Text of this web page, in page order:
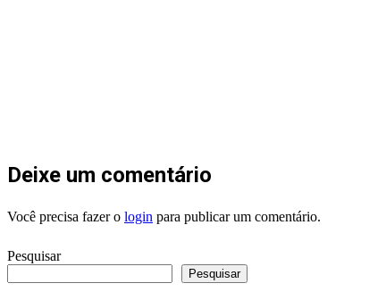
Deixe um comentário
Você precisa fazer o login para publicar um comentário.
Pesquisar
Pesquisar